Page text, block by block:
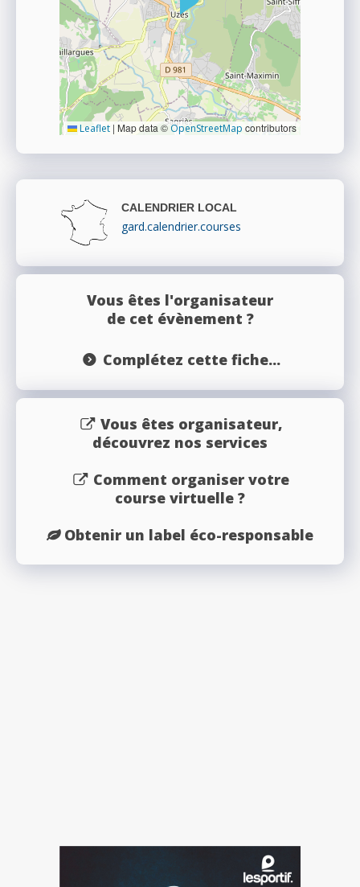
Leaflet | Map data ©OpenStreetMap contributors
CALENDRIER LOCAL
gard.calendrier.courses
Vous êtes l'organisateur
de cet évènement ?
Complétez cette fiche...
Vous êtes organisateur,
découvrez nos services
Comment organiser votre
course virtuelle ?
Obtenir un label éco-responsable